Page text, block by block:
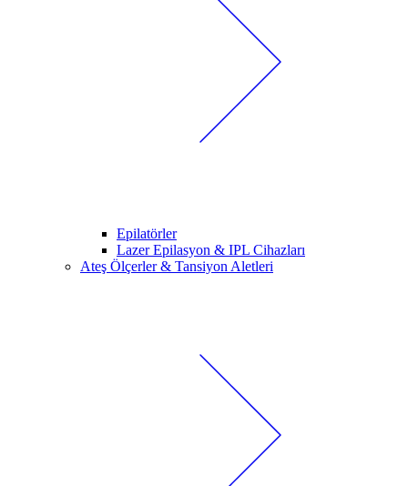
Epilatörler
Lazer Epilasyon & IPL Cihazları
Ateş Ölçerler & Tansiyon Aletleri